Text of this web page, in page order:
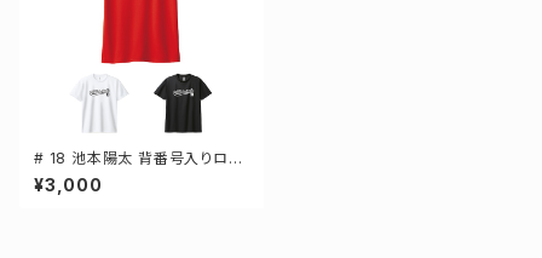
# 18 池本陽太 背番号入りロゴ
ドライTシャツ 半袖 選手還元 3
カラー S-5Lサイズ 000300
¥3,000